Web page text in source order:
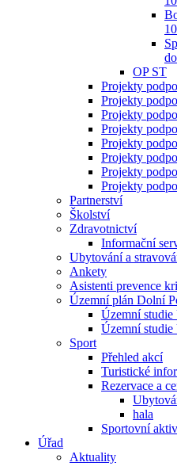
OP ST
Projekty
Projekty
Projekty
Projekty
Projekty
Projekty
Projekty
Projekty
Partnerství
Školství
Zdravotnictví
Informační
Ubytování a
Ankety
Asistenti prevence
Územní plán Dolní
Územní
Územní
Sport
Přehled akcí
Turistické
Rezervace a
hala
Sportovní
Úřad
Aktuality